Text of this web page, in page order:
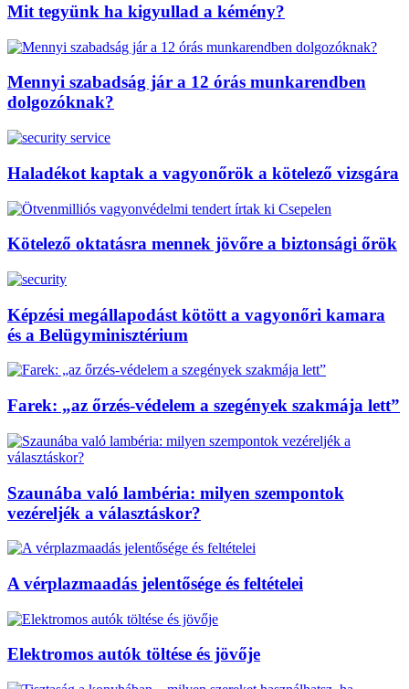
Mit tegyünk ha kigyullad a kémény?
Mennyi szabadság jár a 12 órás munkarendben
dolgozóknak?
Haladékot kaptak a vagyonőrök a kötelező vizsgára
Kötelező oktatásra mennek jövőre a biztonsági őrök
Képzési megállapodást kötött a vagyonőri kamara
és a Belügyminisztérium
Farek: „az őrzés-védelem a szegények szakmája lett”
Szaunába való lambéria: milyen szempontok
vezéreljék a választáskor?
A vérplazmaadás jelentősége és feltételei
Elektromos autók töltése és jövője